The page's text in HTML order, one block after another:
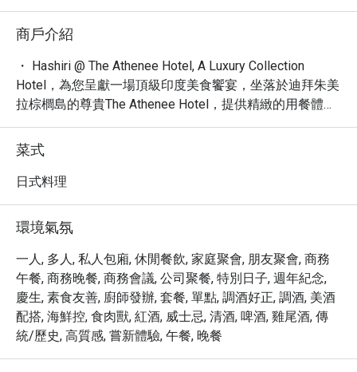
商戶介紹
・ Hashiri @ The Athenee Hotel, A Luxury Collection
Hotel，為您呈獻一場頂級印度美食饗宴，坐落於迪拜朱美
拉棕櫚島的尊貴The Athenee Hotel，提供精緻的用餐體
驗。
・ 這裡不僅是一家印度餐廳，更是集浪漫、新潮於一身的
高級餐飲空間，是您午餐或晚餐的絕佳選擇。憑藉 4.7 的
高評價與超過 1000 則的顧客讚譽，Hashiri 讓您安心享
・ 探索我們的精選菜單，特別推薦經典的奶油雞，以及您
可以在其他地方難以尋獲的獨特料理。無論是尋找專屬的
私人用餐體驗，或是品嚐全素、有機餐點，Hashiri 皆能滿
足您的期望。
・ 透過 Eatigo 預訂，您最高可享 5 折優惠，輕鬆預訂您
心儀的用餐時段，享受物超所值的精緻美食。
菜式
日式料理
環境氣氛
一人, 多人, 私人包廂, 休閒餐飲, 家庭聚會, 朋友聚會, 商務
午餐, 商務晚餐, 商務會議, 公司聚餐, 特別日子, 週年紀念,
慶生, 素食友善, 廚師發辦, 套餐, 單點, 調酒好正, 調酒, 美酒
配搭, 海鮮控, 食肉獸, 紅酒, 威士忌, 清酒, 啤酒, 雞尾酒, 傳
統/歷史, 高質感, 嘗新體驗, 午餐, 晚餐